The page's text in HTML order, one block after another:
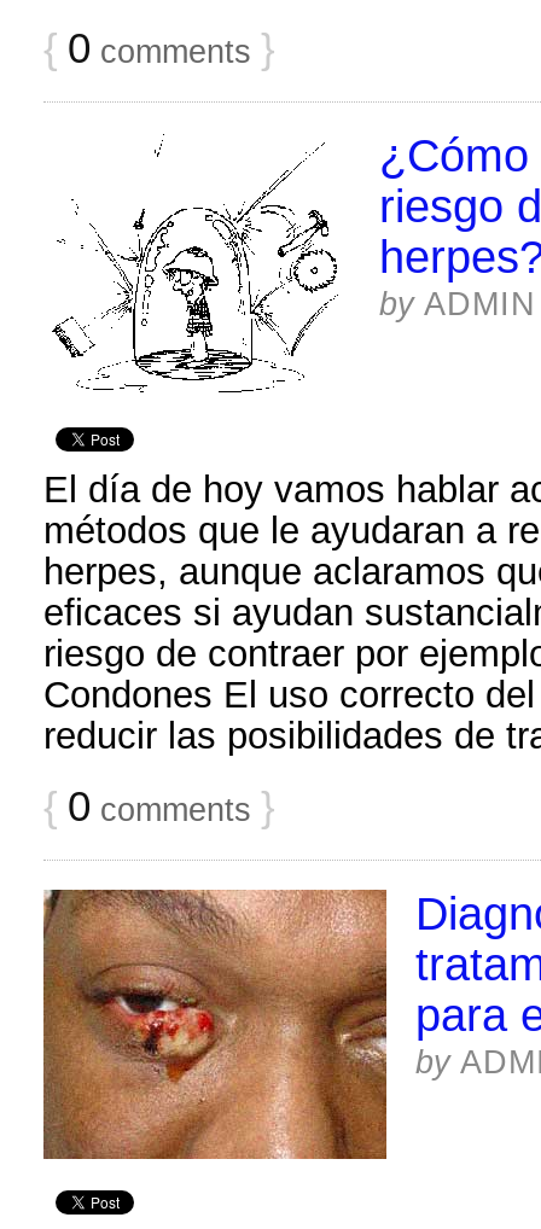
{ 0 comments }
riesgo
by ADMIN
El día de hoy vamos hablar
métodos que le ayudaran a
herpes, aunque aclaramos
eficaces si ayudan
riesgo de contraer por
Condones El uso correcto
reducir las posibilidades de
{ 0 comments }
para
by